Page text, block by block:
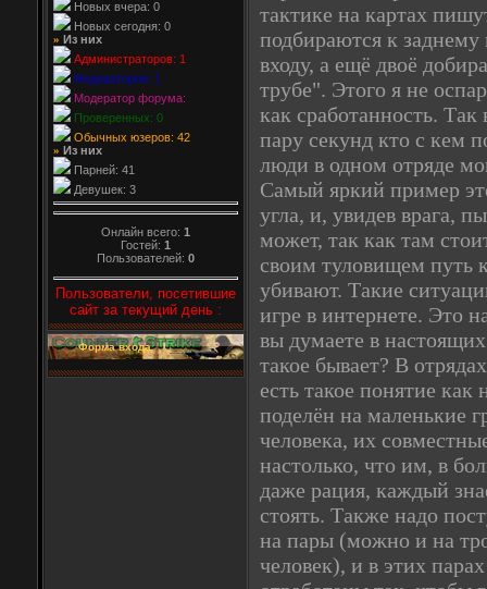
Новых вчера: 0
Новых сегодня: 0
» Из них
Администраторов: 1
Модераторов: 1
Модератор форума:
Проверенных: 0
Обычных юзеров: 42
» Из них
Парней: 41
Девушек: 3
Онлайн всего: 1
Гостей: 1
Пользователей: 0
Пользователи, посетившие
сайт за текущий день :
Форма входа
тактике на картах
подбираются к заднему
входу, а ещё двоё
трубе". Этого я не
как сработанность. Так
пару секунд кто с кем
люди в одном отряде
Самый яркий пример
угла, и, увидев врага,
может, так как там
своим туловищем путь
убивают. Такие
игре в интернете. Это
вы думаете в
такое бывает? В
есть такое понятие
поделён на маленькие
человека, их
настолько, что им, в
даже рация, каждый
стоять. Также надо
на пары (можно и на
человек), и в этих